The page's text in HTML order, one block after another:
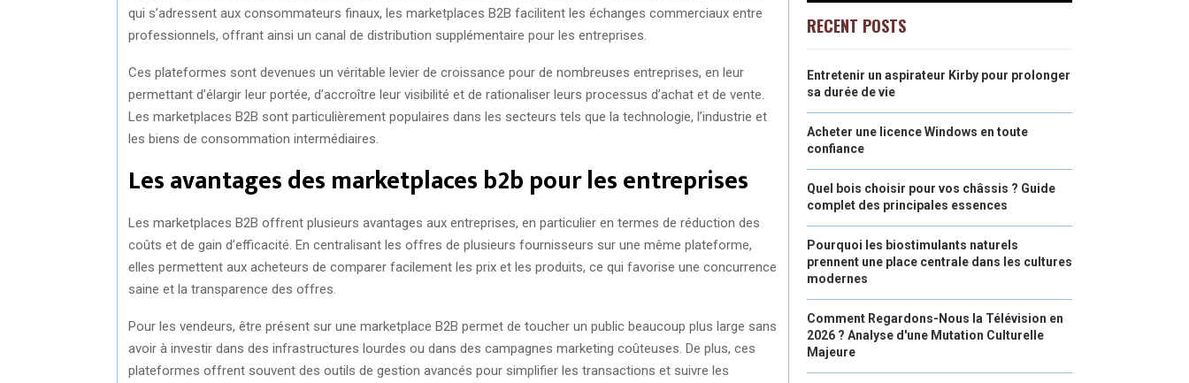
qui s’adressent aux consommateurs finaux, les marketplaces B2B facilitent les échanges commerciaux entre
professionnels, offrant ainsi un canal de distribution supplémentaire pour les entreprises.
Ces plateformes sont devenues un véritable levier de croissance pour de nombreuses entreprises, en leur
permettant d’élargir leur portée, d’accroître leur visibilité et de rationaliser leurs processus d’achat et de vente.
Les marketplaces B2B sont particulièrement populaires dans les secteurs tels que la technologie, l’industrie et
les biens de consommation intermédiaires.
Les avantages des marketplaces b2b pour les entreprises
Les marketplaces B2B offrent plusieurs avantages aux entreprises, en particulier en termes de réduction des
coûts et de gain d’efficacité. En centralisant les offres de plusieurs fournisseurs sur une même plateforme,
elles permettent aux acheteurs de comparer facilement les prix et les produits, ce qui favorise une concurrence
saine et la transparence des offres.
Pour les vendeurs, être présent sur une marketplace B2B permet de toucher un public beaucoup plus large sans
avoir à investir dans des infrastructures lourdes ou dans des campagnes marketing coûteuses. De plus, ces
plateformes offrent souvent des outils de gestion avancés pour simplifier les transactions et suivre les
RECENT POSTS
Entretenir un aspirateur Kirby pour prolonger
sa durée de vie
Acheter une licence Windows en toute
confiance
Quel bois choisir pour vos châssis ? Guide
complet des principales essences
Pourquoi les biostimulants naturels
prennent une place centrale dans les cultures
modernes
Comment Regardons-Nous la Télévision en
2026 ? Analyse d'une Mutation Culturelle
Majeure